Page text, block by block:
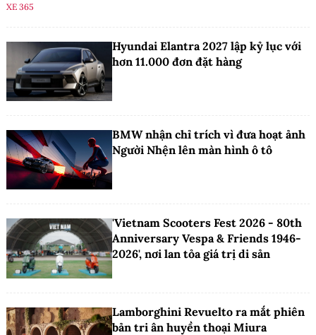
XE 365
Hyundai Elantra 2027 lập kỷ lục với
hơn 11.000 đơn đặt hàng
BMW nhận chỉ trích vì đưa hoạt ảnh
Người Nhện lên màn hình ô tô
'Vietnam Scooters Fest 2026 - 80th
Anniversary Vespa & Friends 1946-
2026', nơi lan tỏa giá trị di sản
Lamborghini Revuelto ra mắt phiên
bản tri ân huyền thoại Miura